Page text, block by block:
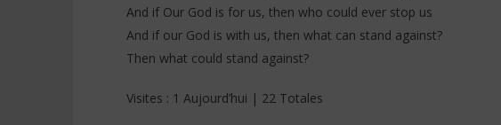
And if Our God is for us, then who could ever stop us
And if our God is with us, then what can stand against?
Then what could stand against?
Visites : 1 Aujourd’hui | 22 Totales